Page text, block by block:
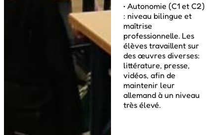
• Autonomie (C1 et C2)
: niveau bilingue et
maîtrise
professionnelle. Les
élèves travaillent sur
des œuvres diverses:
littérature, presse,
vidéos, afin de
maintenir leur
allemand à un niveau
très élevé.